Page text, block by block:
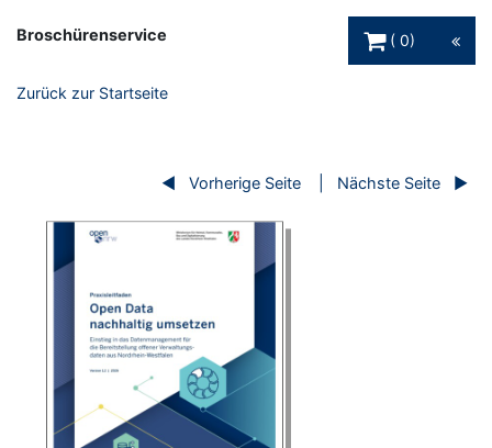
Broschürenservice
0
Zurück zur Startseite
Vorherige Seite Nächste Seite